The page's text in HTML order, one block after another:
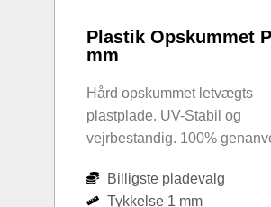
Plastik Opskummet
mm
Hård opskummet letvægts
plastplade. UV-Stabil og
vejrbestandig. 100%
Billigste pladevalg
Tykkelse 1 mm